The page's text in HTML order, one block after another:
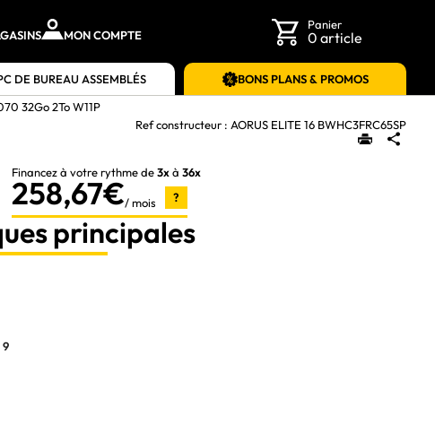
MON COMPTE
Panier
0 article
DE BUREAU ASSEMBLÉS
BONS PLANS & PROMOS
32Go 2To W11P
Ref constructeur : AORUS ELITE 16 BWHC3FRC65SP
Financez à votre rythme de3xà 36x
258,67€/ mois ?
principales
9